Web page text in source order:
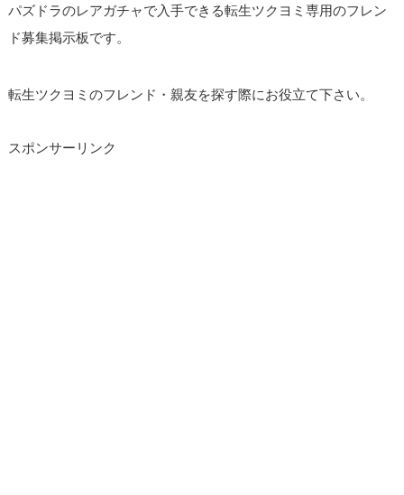
パズドラのレアガチャで入手できる転生ツクヨミ専用のフレン
ド募集掲示板です。
転生ツクヨミのフレンド・親友を探す際にお役立て下さい。
スポンサーリンク